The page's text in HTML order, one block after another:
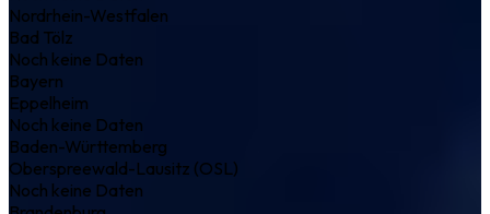
Nordrhein-Westfalen
Bad Tölz
Noch keine Daten
Bayern
Eppelheim
Noch keine Daten
Baden-Württemberg
Oberspreewald-Lausitz (OSL)
Noch keine Daten